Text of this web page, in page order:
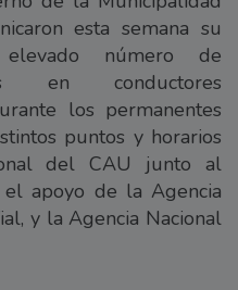
esta semana su
número de
en conductores
los permanentes
puntos y horarios
del CAU junto al
apoyo de la Agencia
y la Agencia Nacional